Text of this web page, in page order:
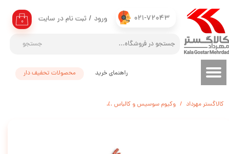
021-72043
جستجو
۰ ورود / ثبت نام در سایت
حساب کاربری من
تغییر گذر واژه
سفارشات
محصولات تحفیف دار راهنمای خرید
کالاگستر مهرداد وکیوم سوسیس و کالباس